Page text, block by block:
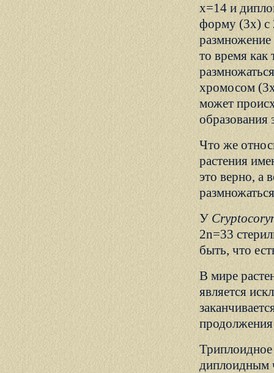
x=14 и
форму (3x) с
размножение
то время
хромосом
может
образования
Что же
растения
это верно, а
У
2n=33
быть, что
В мире
является
продолжения
диплоидным